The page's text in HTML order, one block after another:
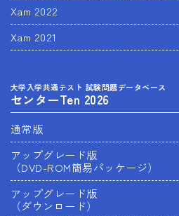
Xam 2022
Xam 2021
大学入学共通テスト 試験問題データベース
センターTen 2026
通常版
アップグレード版
（DVD-ROM簡易パッケージ）
アップグレード版
（ダウンロード）